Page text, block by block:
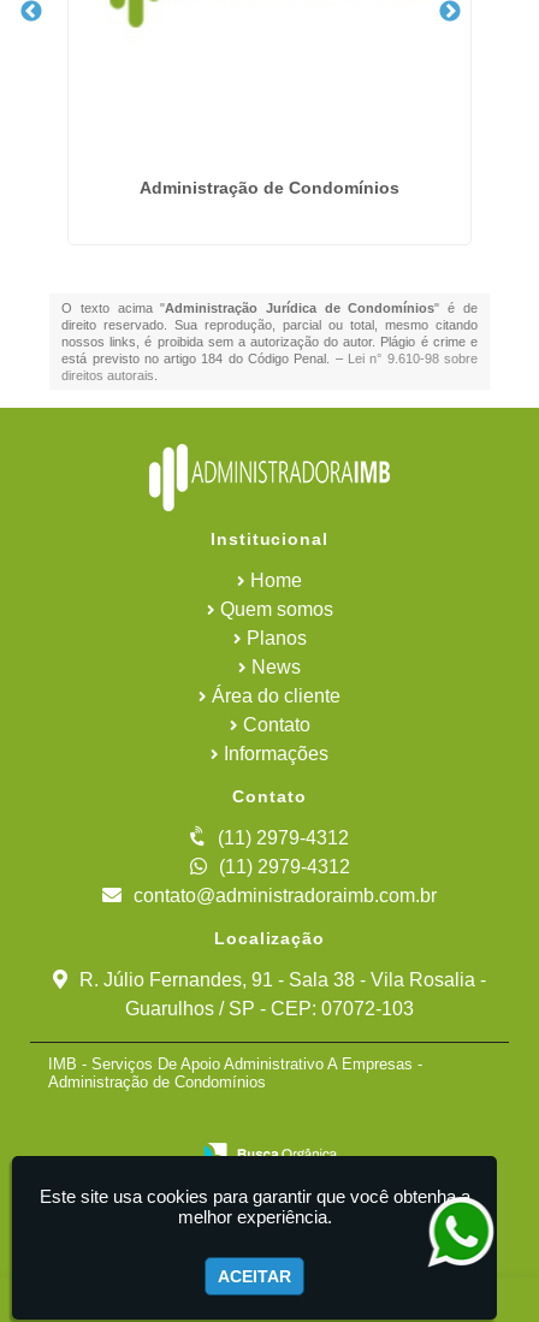
Administração de Condomínios
O texto acima "Administração Jurídica de Condomínios" é de
direito reservado. Sua reprodução, parcial ou total, mesmo citando
nossos links, é proibida sem a autorização do autor. Plágio é crime e
está previsto no artigo 184 do Código Penal. – Lei n° 9.610-98 sobre
direitos autorais
Institucional
Home
Quem somos
Planos
News
Área do cliente
Contato
Informações
Contato
(11) 2979-4312
(11) 2979-4312
contato@administradoraimb.com.br
Localização
R. Júlio Fernandes, 91 - Sala 38 - Vila Rosalia -
Guarulhos / SP - CEP: 07072-103
IMB - Serviços De Apoio Administrativo A Empresas -
Administração de Condomínios
Este site usa cookies para garantir que você obtenha a
melhor experiência.
ACEITAR